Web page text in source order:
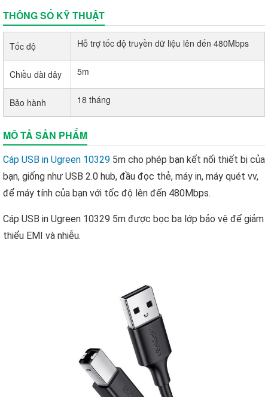
THÔNG SỐ KỸ THUẬT
Tốc độ Hỗ trợ tốc độ truyền dữ liệu lên đến 480Mbps
Chiều dài dây 5m
Bảo hành 18 tháng
MÔ TẢ SẢN PHẨM
Cáp USB in Ugreen 10329 5m cho phép bạn kết nối thiết bị của
bạn, giống như USB 2.0 hub, đầu đọc thẻ, máy in, máy quét vv,
để máy tính của bạn với tốc độ lên đến 480Mbps.
Cáp USB in Ugreen 10329 5m được bọc ba lớp bảo vệ để giảm
thiểu EMI và nhiễu.